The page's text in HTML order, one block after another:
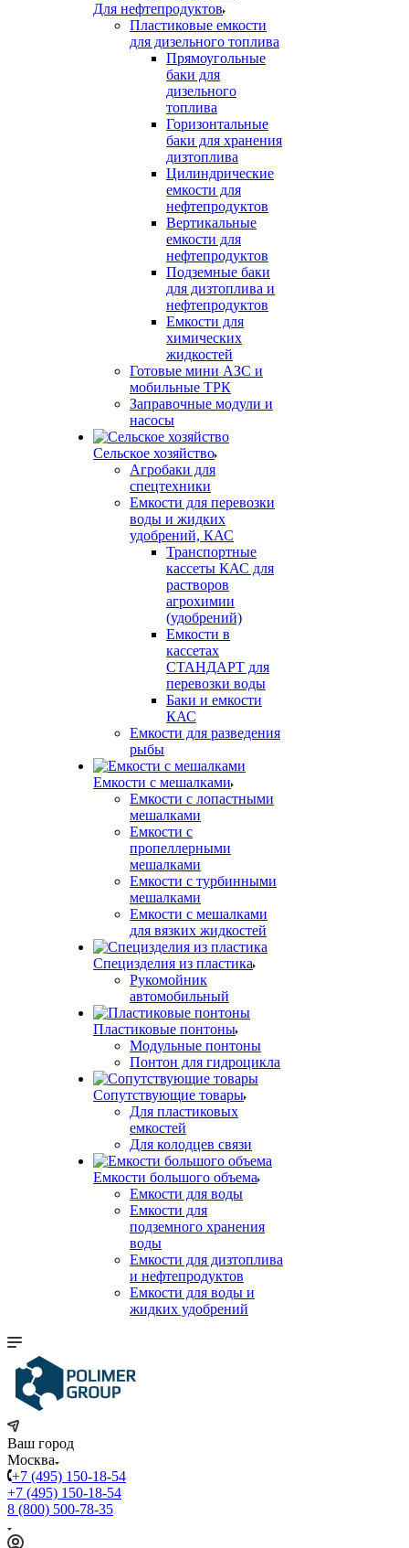
Для нефтепродуктов
Пластиковые емкости
для дизельного топлива
Прямоугольные
баки для
дизельного
топлива
Горизонтальные
баки для хранения
дизтоплива
Цилиндрические
емкости для
нефтепродуктов
Вертикальные
емкости для
нефтепродуктов
Подземные баки
для дизтоплива и
нефтепродуктов
Емкости для
химических
жидкостей
Готовые мини АЗС и
мобильные ТРК
Заправочные модули и
насосы
Сельское хозяйство
Агробаки для
спецтехники
Емкости для перевозки
воды и жидких
удобрений, КАС
Транспортные
кассеты КАС для
растворов
агрохимии
(удобрений)
Емкости в
кассетах
СТАНДАРТ для
перевозки воды
Баки и емкости
КАС
Емкости для разведения
рыбы
Емкости с мешалками
Емкости с лопастными
мешалками
Емкости с
пропеллерными
мешалками
Емкости с турбинными
мешалками
Емкости с мешалками
для вязких жидкостей
Специзделия из пластика
Рукомойник
автомобильный
Пластиковые понтоны
Модульные понтоны
Понтон для гидроцикла
Сопутствующие товары
Для пластиковых
емкостей
Для колодцев связи
Емкости большого объема
Емкости для воды
Емкости для
подземного хранения
воды
Емкости для дизтоплива
и нефтепродуктов
Емкости для воды и
жидких удобрений
Ваш город
Москва
+7 (495) 150-18-54
+7 (495) 150-18-54
8 (800) 500-78-35